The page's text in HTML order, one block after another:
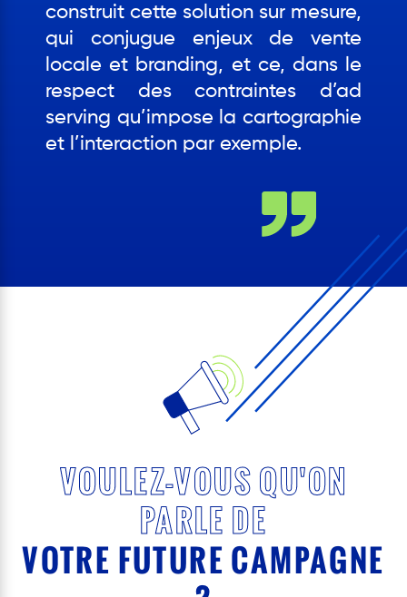
construit cette solution sur mesure,
qui conjugue enjeux de vente
locale et branding, et ce, dans le
respect des contraintes d’ad
serving qu’impose la cartographie
et l’interaction par exemple.
VOULEZ-VOUS QU'ON
PARLE DE
VOTRE FUTURE CAMPAGNE